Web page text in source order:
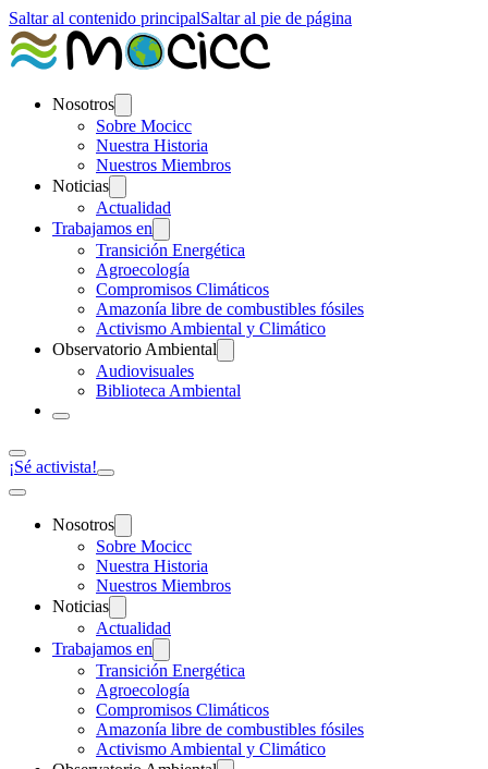
Saltar al contenido principalSaltar al pie de página
Nosotros
Sobre Mocicc
Nuestra Historia
Nuestros Miembros
Noticias
Actualidad
Trabajamos en
Transición Energética
Agroecología
Compromisos Climáticos
Amazonía libre de combustibles fósiles
Activismo Ambiental y Climático
Observatorio Ambiental
Audiovisuales
Biblioteca Ambiental
¡Sé activista!
Nosotros
Sobre Mocicc
Nuestra Historia
Nuestros Miembros
Noticias
Actualidad
Trabajamos en
Transición Energética
Agroecología
Compromisos Climáticos
Amazonía libre de combustibles fósiles
Activismo Ambiental y Climático